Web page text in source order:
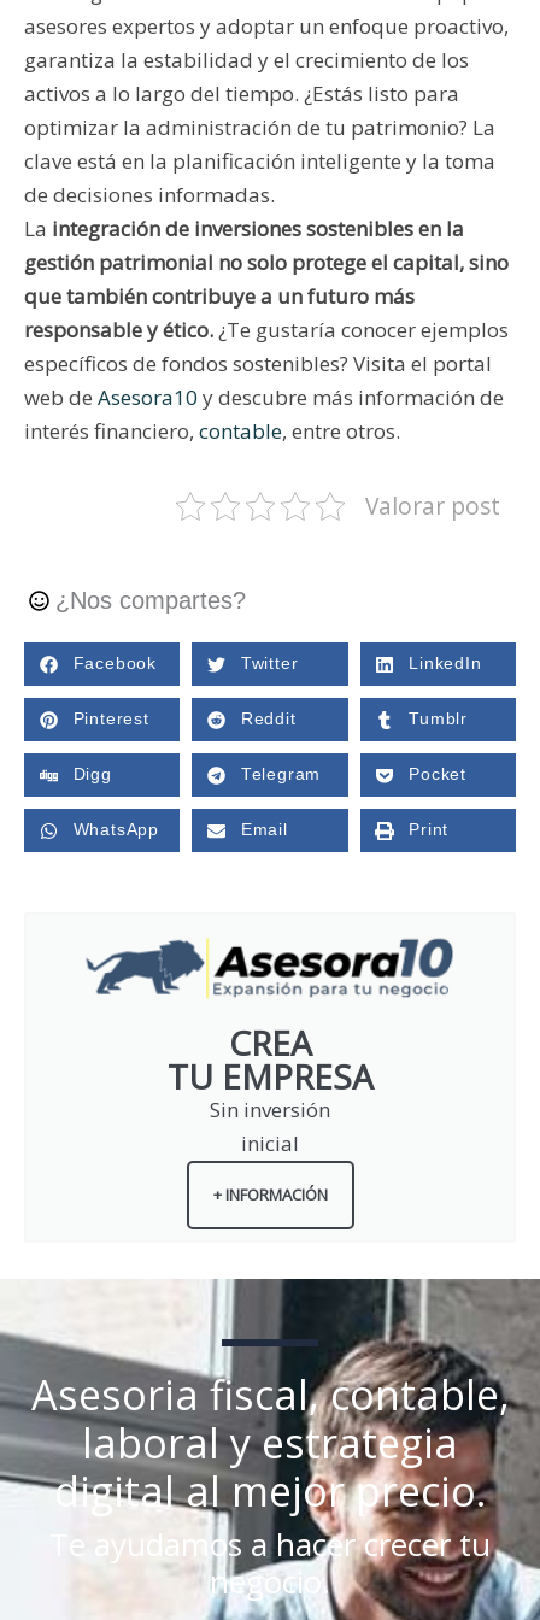
asesores expertos y adoptar un enfoque proactivo,
garantiza la estabilidad y el crecimiento de los
activos a lo largo del tiempo. ¿Estás listo para
optimizar la administración de tu patrimonio? La
clave está en la planificación inteligente y la toma
de decisiones informadas.
La integración de inversiones sostenibles en la
gestión patrimonial no solo protege el capital, sino
que también contribuye a un futuro más
responsable y ético.¿Te gustaría conocer ejemplos
específicos de fondos sostenibles? Visita el portal
web de Asesora10 y descubre más información de
interés financiero, contable, entre otros.
Valorar post
¿Nos compartes?
Facebook Twitter LinkedIn
Pinterest Reddit Tumblr
Digg Telegram Pocket
WhatsApp Email Print
CREA
TU EMPRESA
Sin inversión
inicial
+ INFORMACIÓN
Asesoria fiscal, contable,
laboral y estrategia
digital al mejor precio.
Te ayudamos a hacer crecer tu
negocio.